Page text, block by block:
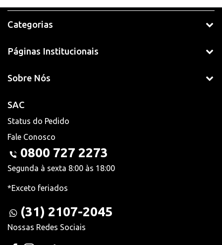
Categorias
Páginas Institucionais
Sobre Nós
SAC
Status do Pedido
Fale Conosco
0800 727 2273
Segunda à sexta 8:00 às 18:00
*Exceto feriados
(31) 2107-2045
Nossas Redes Sociais